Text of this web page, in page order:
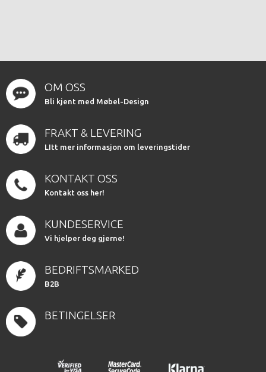
OM OSS
Bli kjent med Møbel-Design
FRAKT & LEVERING
LItt mer informasjon om leveringstider
KONTAKT OSS
Kontakt oss her!
KUNDESERVICE
Vi hjelper deg gjerne!
BEDRIFTSMARKED
B2B
BETINGELSER